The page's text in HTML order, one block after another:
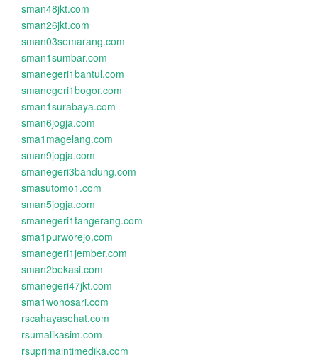
sman48jkt.com
sman26jkt.com
sman03semarang.com
sman1sumbar.com
smanegeri1bantul.com
smanegeri1bogor.com
sman1surabaya.com
sman6jogja.com
sma1magelang.com
sman9jogja.com
smanegeri3bandung.com
smasutomo1.com
sman5jogja.com
smanegeri1tangerang.com
sma1purworejo.com
smanegeri1jember.com
sman2bekasi.com
smanegeri47jkt.com
sma1wonosari.com
rscahayasehat.com
rsumalikasim.com
rsuprimaintimedika.com